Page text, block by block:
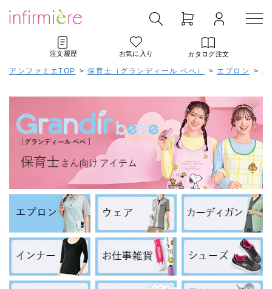
注文履歴 お気に入り カタログ注文
アンファミエTOP > 保育士（グランディール ベベ） > エプロン > ス